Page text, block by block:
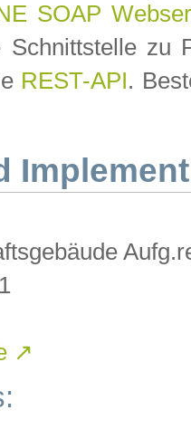
SOAP
Schnittstelle zu
REST-API.
↗